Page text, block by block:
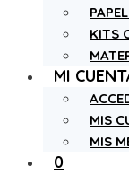
KITS
MI
MIS
MIS
0